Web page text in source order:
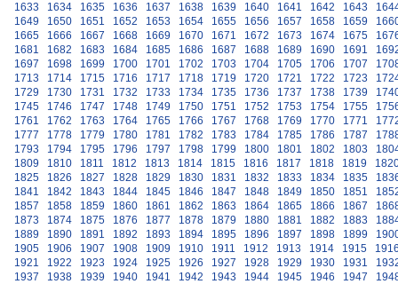
1633
1634 1635 1636 1637 1638 1639 1640 1641 1642 1643
1649
1650 1651 1652 1653 1654 1655 1656 1657 1658 1659
1665
1666 1667 1668 1669 1670 1671 1672 1673 1674 1675
1681
1682 1683 1684 1685 1686 1687 1688 1689 1690 1691
1697
1698 1699 1700 1701 1702 1703 1704 1705 1706 1707
1713
1714 1715 1716 1717 1718 1719 1720 1721 1722 1723
1729
1730 1731 1732 1733 1734 1735 1736 1737 1738 1739
1745
1746 1747 1748 1749 1750 1751 1752 1753 1754 1755
1761
1762 1763 1764 1765 1766 1767 1768 1769 1770 1771
1777
1778 1779 1780 1781 1782 1783 1784 1785 1786 1787
1793
1794 1795 1796 1797 1798 1799 1800 1801 1802 1803
1809
1810 1811 1812 1813 1814 1815 1816 1817 1818 1819
1825
1826 1827 1828 1829 1830 1831 1832 1833 1834 1835
1841
1842 1843 1844 1845 1846 1847 1848 1849 1850 1851
1857
1858 1859 1860 1861 1862 1863 1864 1865 1866 1867
1873
1874 1875 1876 1877 1878 1879 1880 1881 1882 1883
1889
1890 1891 1892 1893 1894 1895 1896 1897 1898 1899
1905
1906 1907 1908 1909 1910 1911 1912 1913 1914 1915
1921
1922 1923 1924 1925 1926 1927 1928 1929 1930 1931
1937
1938 1939 1940 1941 1942 1943 1944 1945 1946 1947